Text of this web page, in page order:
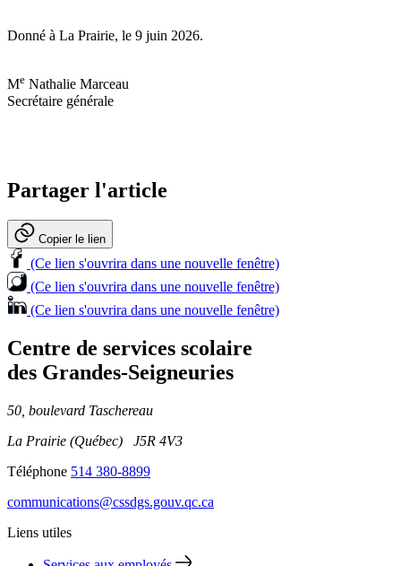
Donné à La Prairie, le 9 juin 2026.
Me Nathalie Marceau
Secrétaire générale
Partager l'article
Copier le lien
(Ce lien s'ouvrira dans une nouvelle fenêtre)
(Ce lien s'ouvrira dans une nouvelle fenêtre)
(Ce lien s'ouvrira dans une nouvelle fenêtre)
Centre de services scolaire
des Grandes‑Seigneuries
50, boulevard Taschereau
La Prairie (Québec) J5R 4V3
Téléphone 514 380-8899
communications@cssdgs.gouv.qc.ca
Liens utiles